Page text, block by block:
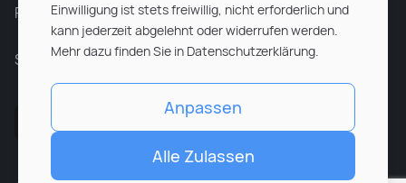
Partnerunternehmen
Sitemap
Einwilligung ist stets freiwillig, nicht erforderlich und
kann jederzeit abgelehnt oder widerrufen werden.
Mehr dazu finden Sie in Datenschutzerklärung.
Anpassen
Alle Zulassen